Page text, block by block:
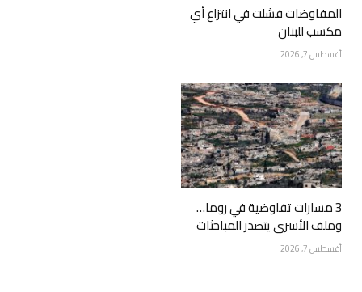
المفاوضات فشلت في انتزاع أي
مكسب للبنان
أغسطس 7, 2026
3 مسارات تفاوضية في روما…
وملف الأسرى يتصدر المباحثات
أغسطس 7, 2026